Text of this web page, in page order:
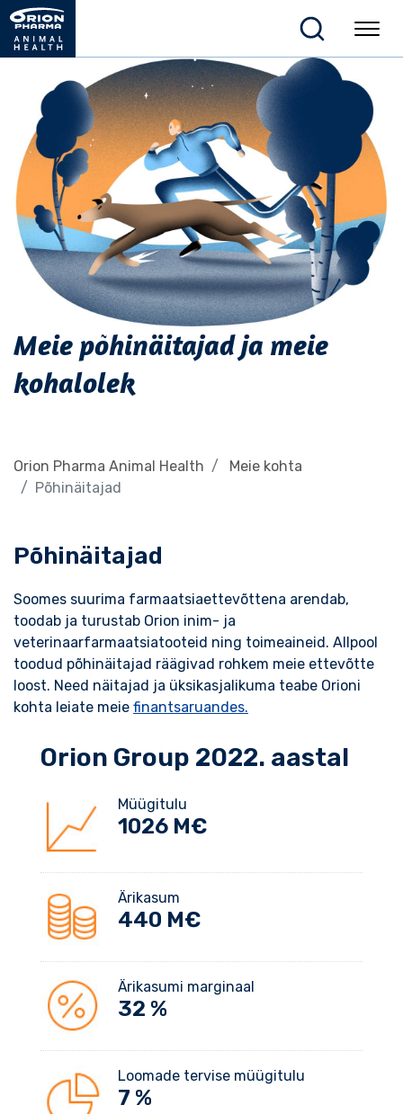
Meie põhinäitajad ja meie
kohalolek
Orion Pharma Animal Health
Meie kohta
Põhinäitajad
Põhinäitajad
Soomes suurima farmaatsiaettevõttena arendab,
toodab ja turustab Orion inim- ja
veterinaarfarmaatsiatooteid ning toimeaineid. Allpool
toodud põhinäitajad räägivad rohkem meie ettevõtte
loost. Need näitajad ja üksikasjalikuma teabe Orioni
kohta leiate meie finantsaruandes.
Orion Group 2022. aastal
Müügitulu
1093 M€
Ärikasum
440 M€
Ärikasumi marginaal
32 %
Loomade tervise müügitulu
7 %